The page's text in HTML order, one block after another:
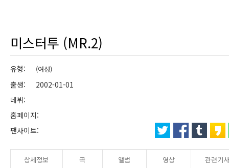
미스터투 (MR.2)
유형: (여성)
출생: 2002-01-01
데뷔:
홈페이지:
팬사이트:
상세정보 곡 앨범 영상 관련기